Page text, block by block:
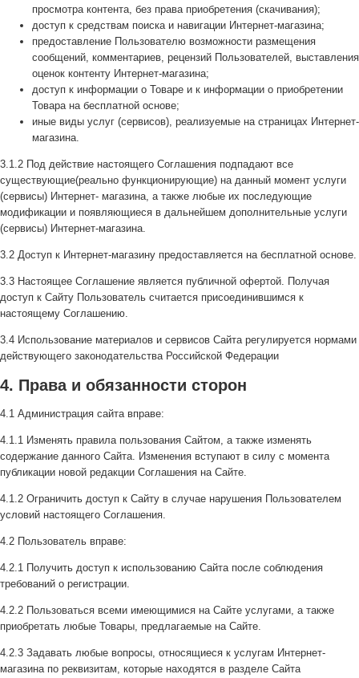
просмотра контента, без права приобретения (скачивания);
доступ к средствам поиска и навигации Интернет-магазина;
предоставление Пользователю возможности размещения
сообщений, комментариев, рецензий Пользователей, выставления
оценок контенту Интернет-магазина;
доступ к информации о Товаре и к информации о приобретении
Товара на бесплатной основе;
иные виды услуг (сервисов), реализуемые на страницах Интернет-
магазина.
3.1.2 Под действие настоящего Соглашения подпадают все
существующие(реально функционирующие) на данный момент услуги
(сервисы) Интернет- магазина, а также любые их последующие
модификации и появляющиеся в дальнейшем дополнительные услуги
(сервисы) Интернет-магазина.
3.2 Доступ к Интернет-магазину предоставляется на бесплатной основе.
3.3 Настоящее Соглашение является публичной офертой. Получая
доступ к Сайту Пользователь считается присоединившимся к
настоящему Соглашению.
3.4 Использование материалов и сервисов Сайта регулируется нормами
действующего законодательства Российской Федерации
4. Права и обязанности сторон
4.1 Администрация сайта вправе:
4.1.1 Изменять правила пользования Сайтом, а также изменять
содержание данного Сайта. Изменения вступают в силу с момента
публикации новой редакции Соглашения на Сайте.
4.1.2 Ограничить доступ к Сайту в случае нарушения Пользователем
условий настоящего Соглашения.
4.2 Пользователь вправе:
4.2.1 Получить доступ к использованию Сайта после соблюдения
требований о регистрации.
4.2.2 Пользоваться всеми имеющимися на Сайте услугами, а также
приобретать любые Товары, предлагаемые на Сайте.
4.2.3 Задавать любые вопросы, относящиеся к услугам Интернет-
магазина по реквизитам, которые находятся в разделе Сайта